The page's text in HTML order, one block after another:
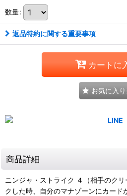
数量:
返品特約に関する重要事項
カートに
お気に入
商品詳細
ニンジャ・ストライク ４（相手のク
クした時、自分のマナゾーンにカード